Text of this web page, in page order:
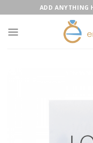
to
content
ADD ANYTHING